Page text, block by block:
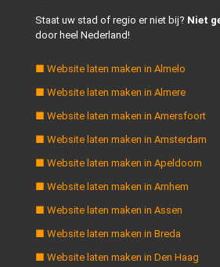
Staat uw stad of regio er niet bij? Niet
door heel Nederland!
■ Website laten maken in Almelo
■ Website laten maken in Almere
■ Website laten maken in Amersfoort
■ Website laten maken in Amsterdam
■ Website laten maken in Apeldoorn
■ Website laten maken in Arnhem
■ Website laten maken in Assen
■ Website laten maken in Breda
■ Website laten maken in Den Haag